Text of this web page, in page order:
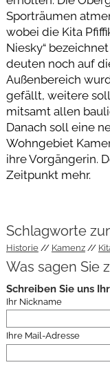
Sporträumen
wobei die Kita
Niesky“
deuten noch auf
Außenbereich
gefällt, weitere
mitsamt allen
Danach soll eine
Wohngebiet
ihre Vorgängerin.
Zeitpunkt mehr.
Schlagworte
Historie Kamenz
Was sagen Sie
Schreiben Sie uns
Ihr Nickname
Ihre Mail-Adresse